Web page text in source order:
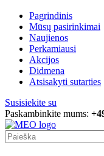
Pagrindinis
Mūsų pasirinkimai
Naujienos
Perkamiausi
Akcijos
Didmena
Atsisakyti sutarties
Susisiekite su
Paskambinkite mums: